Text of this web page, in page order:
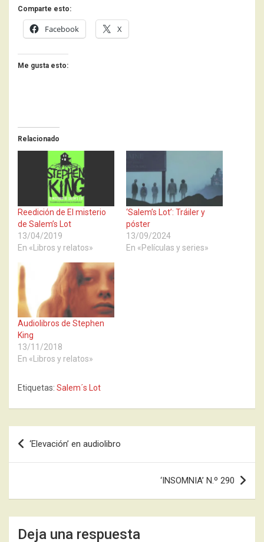
Comparte esto:
Facebook X
Me gusta esto:
Relacionado
Reedición de El misterio
de Salem’s Lot
13/04/2019
En «Libros y relatos»
‘Salem’s Lot’: Tráiler y
póster
13/09/2024
En «Películas y series»
Audiolibros de Stephen
King
13/11/2018
En «Libros y relatos»
Etiquetas: Salem´s Lot
Navegación
de
‘Elevación’ en audiolibro
‘INSOMNIA’ N.º 290
Deja una respuesta